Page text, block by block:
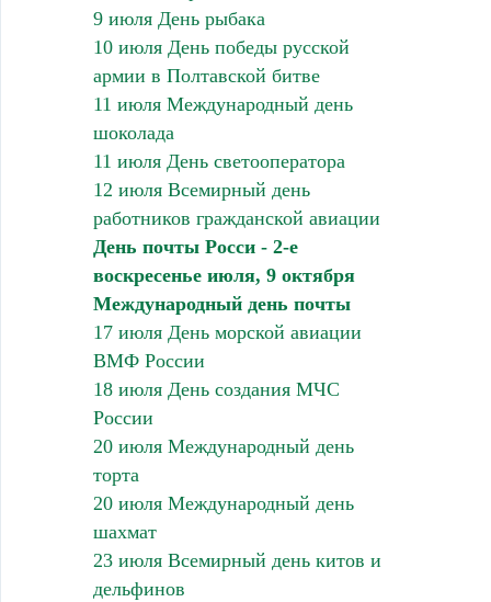
9 июля День рыбака
10 июля День победы русской
армии в Полтавской битве
11 июля Международный день
шоколада
11 июля День светооператора
12 июля Всемирный день
работников гражданской авиации
День почты Росси - 2-е
воскресенье июля, 9 октября
Международный день почты
17 июля День морской авиации
ВМФ России
18 июля День создания МЧС
России
20 июля Международный день
торта
20 июля Международный день
шахмат
23 июля Всемирный день китов и
дельфинов